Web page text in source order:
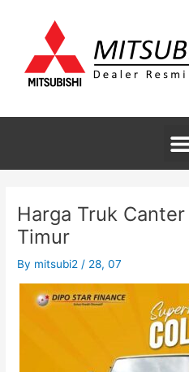
Harga Truk
Timur
By mitsubi2/ 28, 07